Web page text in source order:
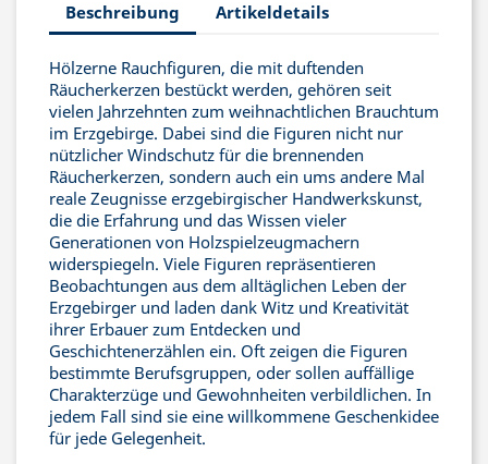
Beschreibung Artikeldetails
Hölzerne Rauchfiguren, die mit duftenden
Räucherkerzen bestückt werden, gehören seit
vielen Jahrzehnten zum weihnachtlichen Brauchtum
im Erzgebirge. Dabei sind die Figuren nicht nur
nützlicher Windschutz für die brennenden
Räucherkerzen, sondern auch ein ums andere Mal
reale Zeugnisse erzgebirgischer Handwerkskunst,
die die Erfahrung und das Wissen vieler
Generationen von Holzspielzeugmachern
widerspiegeln. Viele Figuren repräsentieren
Beobachtungen aus dem alltäglichen Leben der
Erzgebirger und laden dank Witz und Kreativität
ihrer Erbauer zum Entdecken und
Geschichtenerzählen ein. Oft zeigen die Figuren
bestimmte Berufsgruppen, oder sollen auffällige
Charakterzüge und Gewohnheiten verbildlichen. In
jedem Fall sind sie eine willkommene Geschenkidee
für jede Gelegenheit.